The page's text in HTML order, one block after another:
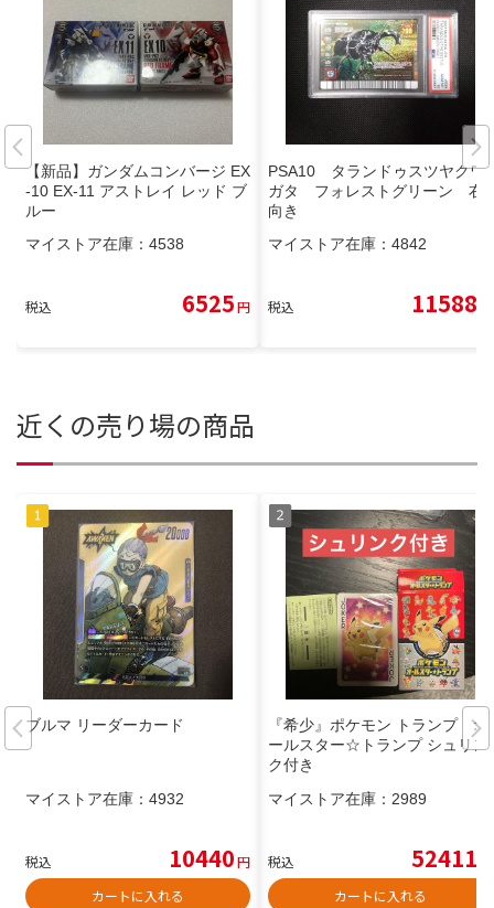
【新品】ガンダムコンバージ EX
-10 EX-11 アストレイ レッド ブ
ルー
マイストア在庫： 4538
税込 6525円
PSA10 タランドゥスツヤクワ
ガタ フォレストグリーン 右
向き
マイストア在庫： 4842
税込 11588
近くの売り場の商品
ブルマ リーダーカード
マイストア在庫： 4932
税込 10440円
カートに入れる
『希少』ポケモン トランプ オ
ールスター☆トランプ シュリン
ク付き
マイストア在庫： 2989
税込 52411
カートに入れる